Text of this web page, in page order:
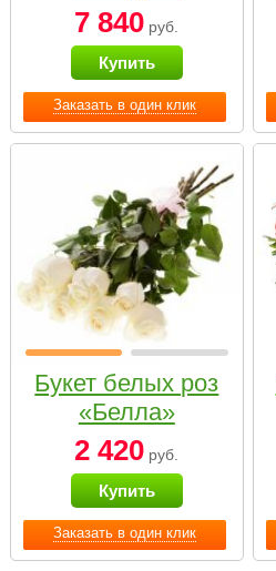
Заказать в один клик
7 840 руб.
Купить
Заказать в один клик
Букет белых роз
«Белла»
2 420 руб.
Купить